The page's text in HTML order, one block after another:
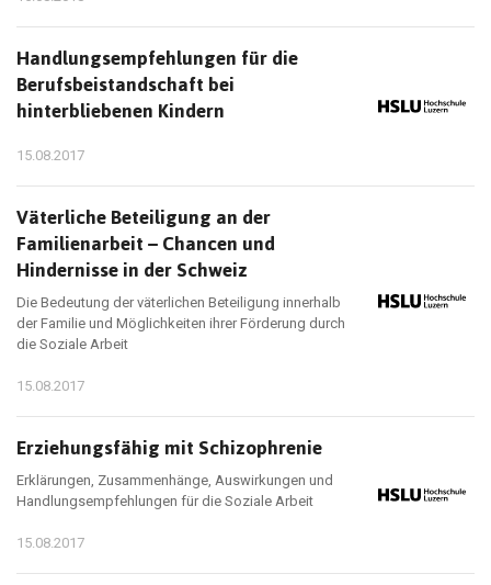
Handlungsempfehlungen für die
Berufsbeistandschaft bei
hinterbliebenen Kindern
15.08.2017
Väterliche Beteiligung an der
Familienarbeit – Chancen und
Hindernisse in der Schweiz
Die Bedeutung der väterlichen Beteiligung innerhalb
der Familie und Möglichkeiten ihrer Förderung durch
die Soziale Arbeit
15.08.2017
Erziehungsfähig mit Schizophrenie
Erklärungen, Zusammenhänge, Auswirkungen und
Handlungsempfehlungen für die Soziale Arbeit
15.08.2017